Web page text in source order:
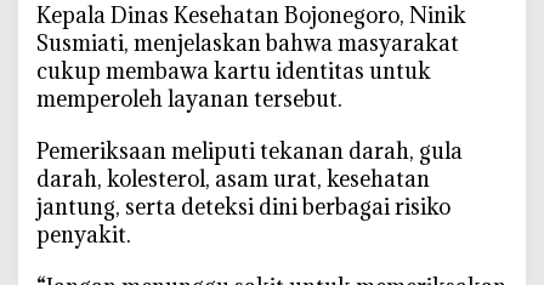
‎Kepala Dinas Kesehatan Bojonegoro, Ninik
Susmiati, menjelaskan bahwa masyarakat
cukup membawa kartu identitas untuk
memperoleh layanan tersebut.
‎Pemeriksaan meliputi tekanan darah, gula
darah, kolesterol, asam urat, kesehatan
jantung, serta deteksi dini berbagai risiko
penyakit.